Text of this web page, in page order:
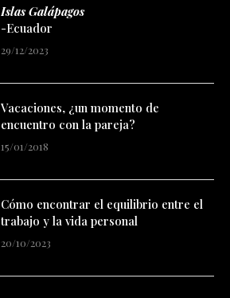
Islas Galápagos
-Ecuador
29/12/2023
Vacaciones, ¿un momento de
encuentro con la pareja?
15/01/2018
Cómo encontrar el equilibrio entre el
trabajo y la vida personal
20/10/2023